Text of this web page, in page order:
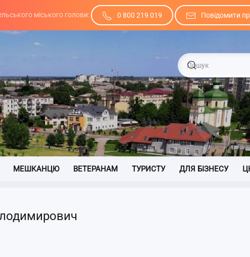
міського голови: 0 800 219 019 Повідомити
МЕШКАНЦЮ ВЕТЕРАНАМ ТУРИСТУ ДЛЯ БІЗНЕСУ